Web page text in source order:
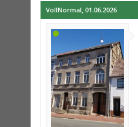
VollNormal, 01.06.2026